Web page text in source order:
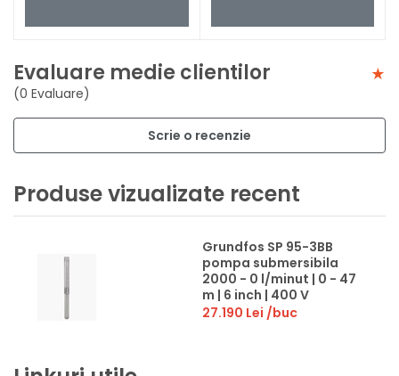
Evaluare medie clientilor
(0 Evaluare)
Scrie o recenzie
Produse vizualizate recent
Grundfos SP 95-3BB
pompa submersibila
2000 - 0 l/minut | 0 - 47
m | 6 inch | 400 V
27.190 Lei /buc